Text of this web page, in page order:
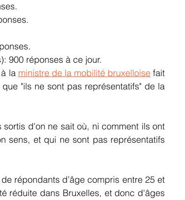
900 réponses à ce jour.
la ministre de la mobilité bruxelloise fait
"ils ne sont pas représentatifs" de la
d'on ne sait où, ni comment ils ont
sens, et qui ne sont pas représentatifs
répondants d’âge compris entre 25 et
réduite dans Bruxelles, et donc d'âges